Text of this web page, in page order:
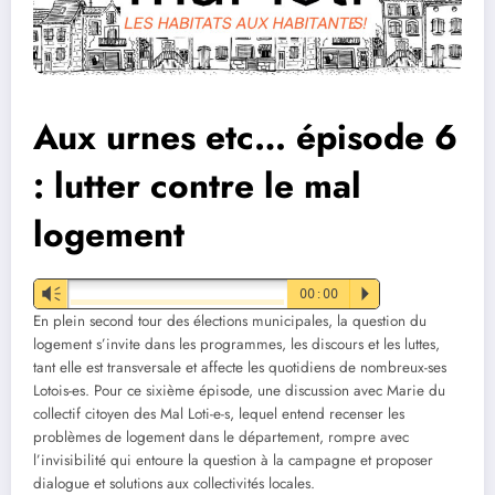
Aux urnes etc… épisode 6
: lutter contre le mal
logement
Vm 00:00 P
En plein second tour des élections municipales, la question du
logement s’invite dans les programmes, les discours et les luttes,
tant elle est transversale et affecte les quotidiens de nombreux-ses
Lotois-es. Pour ce sixième épisode, une discussion avec Marie du
collectif citoyen des Mal Loti-e-s, lequel entend recenser les
problèmes de logement dans le département, rompre avec
l’invisibilité qui entoure la question à la campagne et proposer
dialogue et solutions aux collectivités locales.